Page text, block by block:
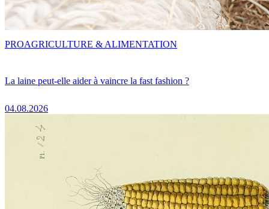
La laine peut-elle aider à vaincre la fast fashion ?
04.08.2026
PROAGRICULTURE & ALIMENTATION